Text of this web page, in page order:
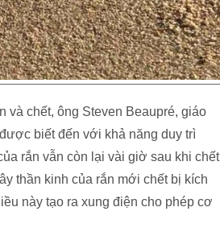
và chết, ông Steven Beaupré, giáo
biết đến với khả năng duy trì
rắn vẫn còn lại vài giờ sau khi chết
thần kinh của rắn mới chết bị kích
này tạo ra xung điện cho phép cơ